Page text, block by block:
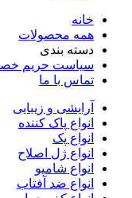
خانه
همه محصولات
دسته بندی
سیاست حریم
تماس با ما
آرایشی و زیبایی
انواع پاک کننده
انواع پک
انواع ژل اصلاح
انواع شامپو
انواع ضد آفتاب